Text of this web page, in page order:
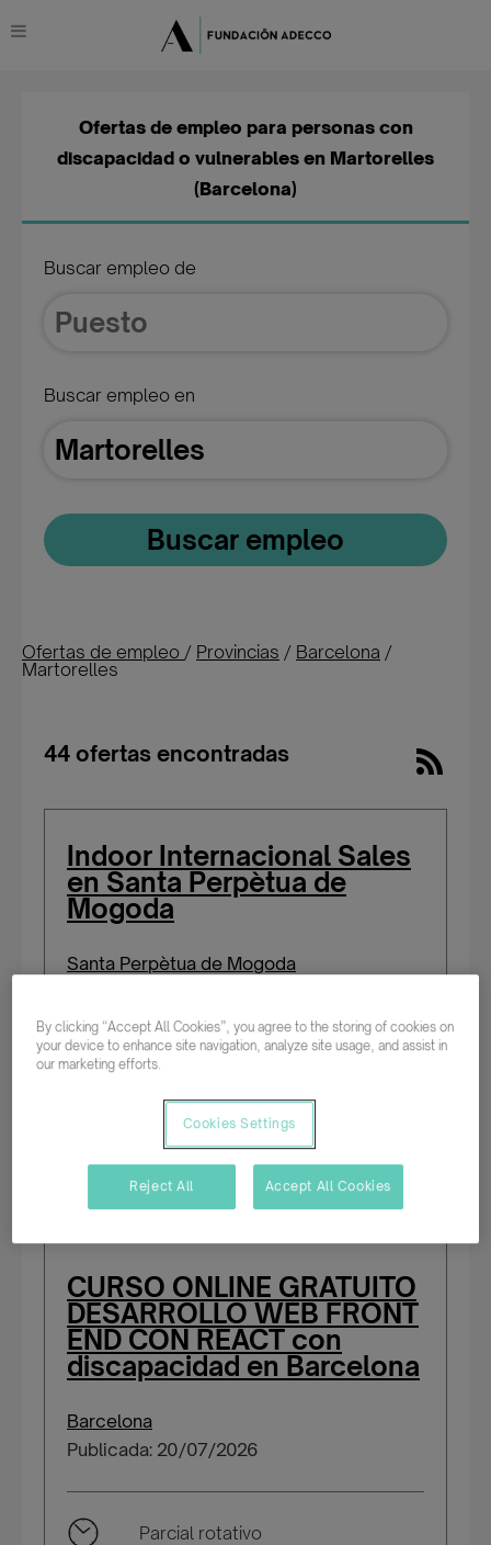
Buscar empleo de
Buscar empleo en
Buscar empleo
Ofertas de empleo para personas con
discapacidad o vulnerables en Martorelles
(Barcelona)
Ofertas de empleo / Provincias / Barcelona /
Martorelles
44 ofertas encontradas
Indoor Internacional Sales
en Santa Perpètua de
Mogoda
Santa Perpètua de Mogoda
Tiempo completo
Indefinido
CURSO ONLINE GRATUITO
DESARROLLO WEB FRONT
END CON REACT con
discapacidad en Barcelona
Barcelona
Publicada: 20/07/2026
Parcial rotativo
By clicking “Accept All Cookies”, you agree to the storing of cookies on
your device to enhance site navigation, analyze site usage, and assist in
our marketing efforts.
Cookies Settings
Reject All Accept All Cookies